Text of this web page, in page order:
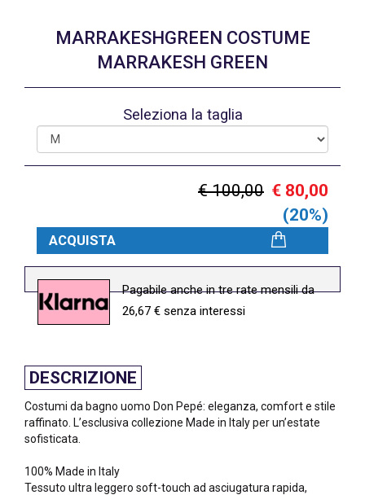
MARRAKESHGREEN COSTUME
MARRAKESH GREEN
Seleziona la taglia
€ 100,00 € 80,00
(20%)
ACQUISTA
Pagabile anche in tre rate mensili da
26,67 € senza interessi
DESCRIZIONE
Costumi da bagno uomo Don Pepé: eleganza, comfort e stile
raffinato. L’esclusiva collezione Made in Italy per un’estate
sofisticata.
100% Made in Italy
Tessuto ultra leggero soft-touch ad asciugatura rapida,